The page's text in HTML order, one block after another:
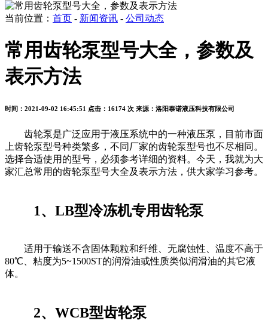
当前位置： 首页 - 新闻资讯 - 公司动态
常用齿轮泵型号大全，参数及
表示方法
时间：2021-09-02 16:45:51 点击：16174 次 来源：洛阳泰诺液压科技有限公司
齿轮泵是广泛应用于液压系统中的一种液压泵，目前市面
上齿轮泵型号种类繁多，不同厂家的齿轮泵型号也不尽相同。
选择合适使用的型号，必须参考详细的资料。今天，我就为大
家汇总常用的齿轮泵型号大全及表示方法，供大家学习参考。
1、LB型冷冻机专用齿轮泵
适用于输送不含固体颗粒和纤维、无腐蚀性、温度不高于
80℃、粘度为5~1500ST的润滑油或性质类似润滑油的其它液
体。
2、WCB型齿轮泵